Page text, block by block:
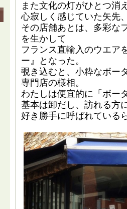
また文化の灯がひとつ消
心寂しく感じていた矢先
その店舗あとは、多彩な
を生かして
フランス直輸入のウエア
ー』となった。
覗き込むと、小粋なボー
専門店の様相。
わたしは便宜的に「ボー
基本は卸だし、訪れる方
好き勝手に呼ばれている